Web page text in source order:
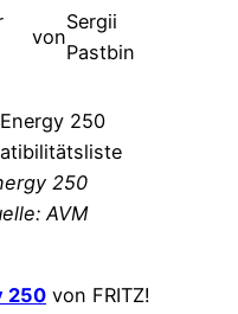
von
Sergii
Pastbin
250
AVM
250 von FRITZ!